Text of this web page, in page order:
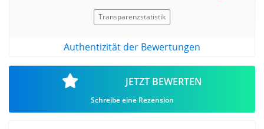
Transparenzstatistik
Authentizität der Bewertungen
JETZT BEWERTEN
Schreibe eine Rezension